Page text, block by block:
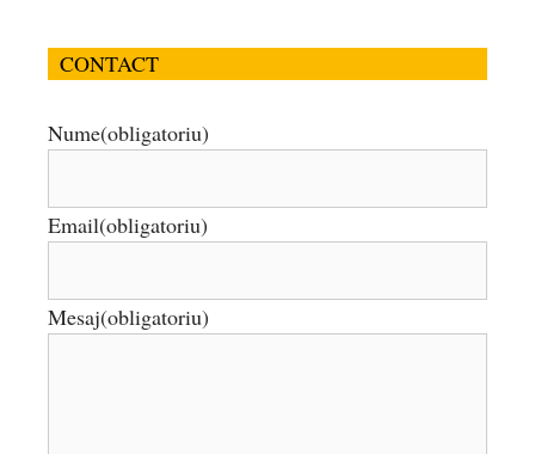
CONTACT
Nume(obligatoriu)
Email(obligatoriu)
Mesaj(obligatoriu)